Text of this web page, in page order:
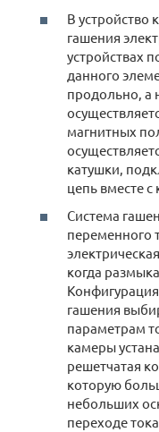
В устройство
гашения
устройствах
данного
продольно, а
магнитных
катушки,
цепь вместе с
Система
переменного
когда
гашения
параметрам
камеры
решетчатая
которую
небольших
переходе